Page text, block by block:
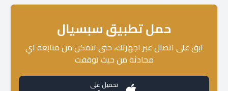
حمل تطبيق سبسيال
ابق على اتصال عبر اجهزتك، حتى تتمكن من متابعة اي
محادثة من حيث توقفت
تحميل على